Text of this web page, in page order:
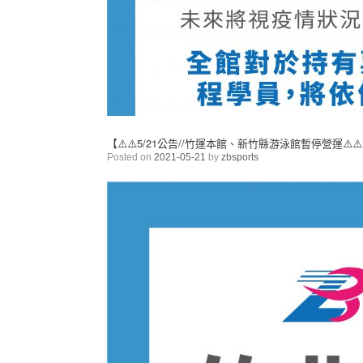
【⚠️⚠️5/21公告//竹運本館、新竹縣游泳館暫停營運
Posted on 2021-05-21 by zbsports